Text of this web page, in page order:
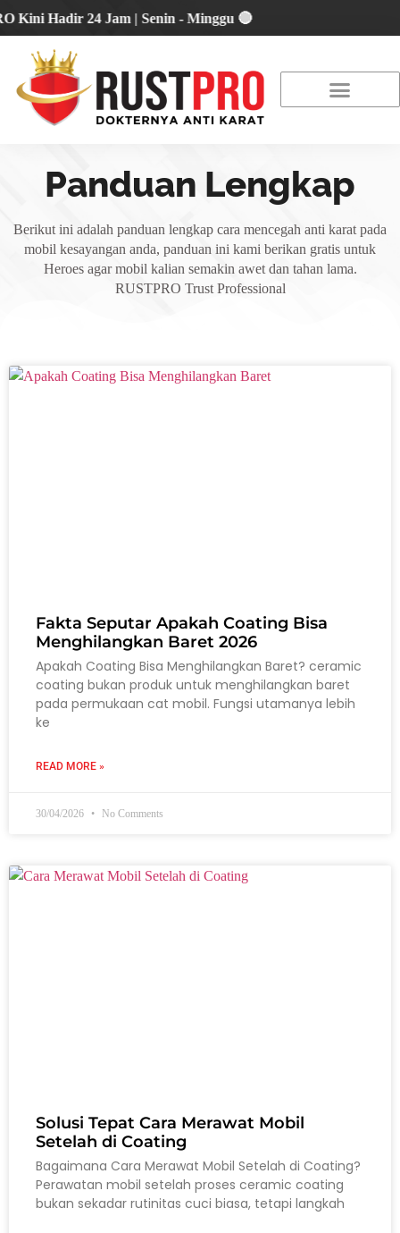
Hadir 24 Jam | Senin - Minggu 🔴
Panduan Lengkap
Berikut ini adalah panduan lengkap cara mencegah anti karat pada
mobil kesayangan anda, panduan ini kami berikan gratis untuk
Heroes agar mobil kalian semakin awet dan tahan lama.
RUSTPRO Trust Professional
Fakta Seputar Apakah Coating Bisa
Menghilangkan Baret 2026
Apakah Coating Bisa Menghilangkan Baret? ceramic
coating bukan produk untuk menghilangkan baret
pada permukaan cat mobil. Fungsi utamanya lebih
ke
READ MORE »
30/04/2026 No Comments
Solusi Tepat Cara Merawat Mobil
Setelah di Coating
Bagaimana Cara Merawat Mobil Setelah di Coating?
Perawatan mobil setelah proses ceramic coating
bukan sekadar rutinitas cuci biasa, tetapi langkah